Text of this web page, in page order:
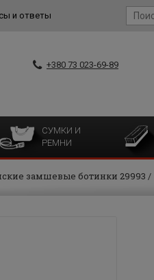
и ответы
+380 73 023-69-89
СУМКИ И
РЕМНИ
замшевые ботинки 29993